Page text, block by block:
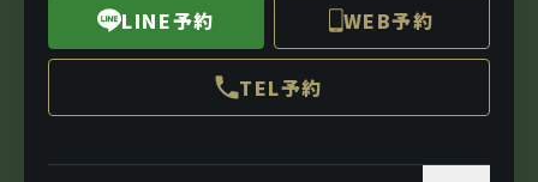
LINE予約 WEB予約
TEL予約